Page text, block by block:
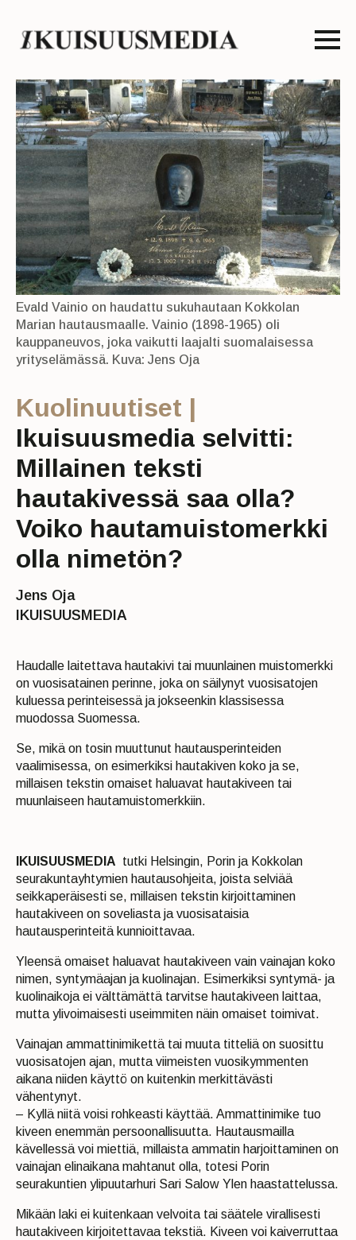
Evald Vainio on haudattu sukuhautaan Kokkolan
Marian hautausmaalle. Vainio (1898-1965) oli
kauppaneuvos, joka vaikutti laajalti suomalaisessa
yrityselämässä. Kuva: Jens Oja
Kuolinuutiset |
Ikuisuusmedia selvitti:
Millainen teksti
hautakivessä saa olla?
Voiko hautamuistomerkki
olla nimetön?
Jens Oja
IKUISUUSMEDIA
Haudalle laitettava hautakivi tai muunlainen muistomerkki
on vuosisatainen perinne, joka on säilynyt vuosisatojen
kuluessa perinteisessä ja jokseenkin klassisessa
muodossa Suomessa.
Se, mikä on tosin muuttunut hautausperinteiden
vaalimisessa, on esimerkiksi hautakiven koko ja se,
millaisen tekstin omaiset haluavat hautakiveen tai
muunlaiseen hautamuistomerkkiin.
IKUISUUSMEDIA tutki Helsingin, Porin ja Kokkolan
seurakuntayhtymien hautausohjeita, joista selviää
seikkaperäisesti se, millaisen tekstin kirjoittaminen
hautakiveen on soveliasta ja vuosisataisia
hautausperinteitä kunnioittavaa.
Yleensä omaiset haluavat hautakiveen vain vainajan koko
nimen, syntymäajan ja kuolinajan. Esimerkiksi syntymä- ja
kuolinaikoja ei välttämättä tarvitse hautakiveen laittaa,
mutta ylivoimaisesti useimmiten näin omaiset toimivat.
Vainajan ammattinimikettä tai muuta titteliä on suosittu
vuosisatojen ajan, mutta viimeisten vuosikymmenten
aikana niiden käyttö on kuitenkin merkittävästi
vähentynyt.
– Kyllä niitä voisi rohkeasti käyttää. Ammattinimike tuo
kiveen enemmän persoonallisuutta. Hautausmailla
kävellessä voi miettiä, millaista ammatin harjoittaminen on
vainajan elinaikana mahtanut olla, totesi Porin
seurakuntien ylipuutarhuri Sari Salow Ylen haastattelussa.
Mikään laki ei kuitenkaan velvoita tai säätele virallisesti
hautakiveen kirjoitettavaa tekstiä. Kiveen voi kaiverruttaa